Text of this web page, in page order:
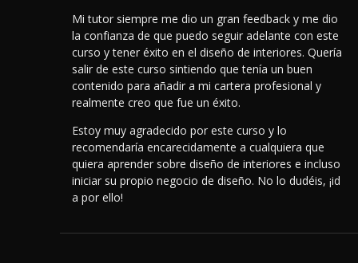
Mi tutor siempre me dio un gran feedback y me dio
la confianza de que puedo seguir adelante con este
curso y tener éxito en el diseño de interiores. Quería
salir de este curso sintiendo que tenía un buen
contenido para añadir a mi cartera profesional y
realmente creo que fue un éxito.
Estoy muy agradecido por este curso y lo
recomendaría encarecidamente a cualquiera que
quiera aprender sobre diseño de interiores e incluso
iniciar su propio negocio de diseño. No lo dudéis, ¡id
a por ello!